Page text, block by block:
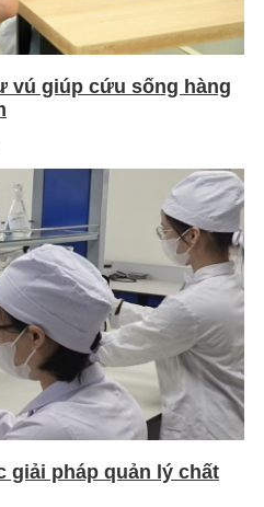
vú giúp cứu sống hàng
giải pháp quản lý chất